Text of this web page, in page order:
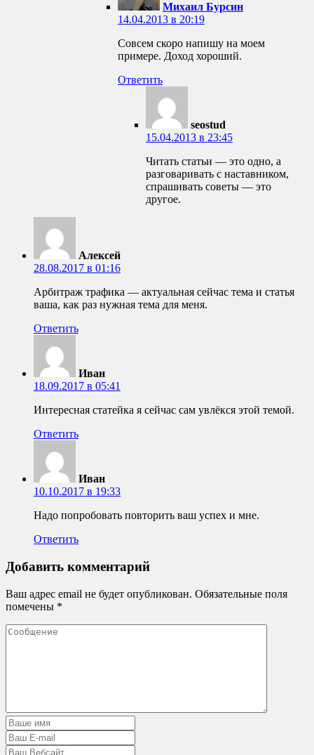
Михаил Бурсин
14.04.2013 в 20:19
Совсем скоро напишу на моем
примере. Доход хороший.
Ответить
seostud
15.04.2013 в 23:45
Читать статьи — это одно, а
разговаривать с наставником,
спрашивать советы — это
другое.
Алексей
28.08.2017 в 01:16
Арбитраж трафика — актуальная сейчас тема и статья
ваша, как раз нужная тема для меня.
Ответить
Иван
18.09.2017 в 05:41
Интересная статейка я сейчас сам увлёкся этой темой.
Ответить
Иван
10.10.2017 в 19:33
Надо попробовать повторить ваш успех и мне.
Ответить
Добавить комментарий
Ваш адрес email не будет опубликован. Обязательные поля
помечены *